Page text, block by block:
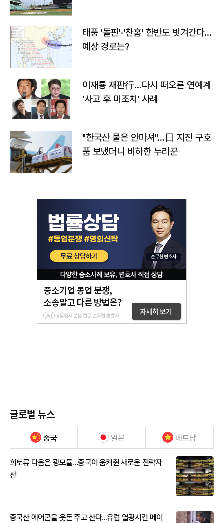
태풍 '돌핀'·'찬홈' 한반도 빗겨간다…
예상 경로는?
이재룡 재판行…다시 떠오른 연예계
'사고 후 미조치' 사례
"한국산 물은 안마셔"…日 지진 구호
품 보냈더니 비하한 누리꾼
글로벌 뉴스
중국 일본 베트남
희토류 다음은 광모듈…중국이 움켜쥔 새로운 전략자
산
중국산 에어콘을 웃돈 주고 산다...유럽 열광시킨 메이